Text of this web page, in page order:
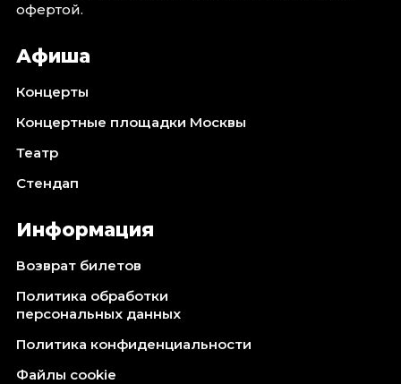
офертой.
Афиша
Концерты
Концертные площадки Москвы
Театр
Стендап
Информация
Возврат билетов
Политика обработки
персональных данных
Политика конфиденциальности
Файлы cookie